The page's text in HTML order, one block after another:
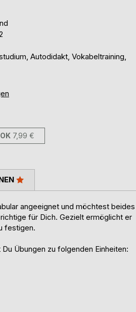
Autodidakt, Vokabeltraining,
7,99 €
angeeignet und möchtest beides
für Dich. Gezielt ermöglicht er
festigen.
Übungen zu folgenden Einheiten: